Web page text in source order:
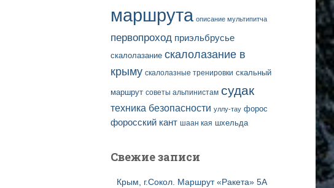
маршрута описание мультипитча
первопроход приэльбрусье
скалолазание скалолазание в
крыму скалолазные тренировки скальный
маршрут советы альпинистам судак
техника безопасности уллу-тау форос
форосский кант шаан кая шхельда
Свежие записи
Крым, г.Сокол. Маршрут «Ракета» 5А